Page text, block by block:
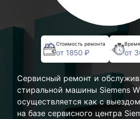
Стоимость ремонта
от 1850 ₽ от
Сервисный ремонт и
стиральной машины Siemens
осуществляется как с
на базе сервисного центра